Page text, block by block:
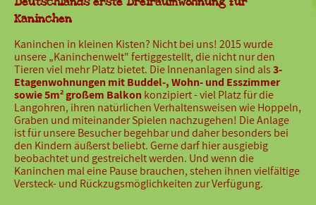
Kaninchen
Kaninchen in kleinen Kisten? Nicht bei uns! 2015 wurde
unsere „Kaninchenwelt" fertiggestellt, die nicht nur den
Tieren viel mehr Platz bietet. Die Innenanlagen sind als3-
Etagenwohnungen mit Buddel-, Wohn- und Esszimmer
sowie 5m² großem Balkon konzipiert - viel Platz für die
Langohren, ihren natürlichen Verhaltensweisen wie Hoppeln,
Graben und miteinander Spielen nachzugehen! Die Anlage
ist für unsere Besucher begehbar und daher besonders bei
den Kindern äußerst beliebt. Gerne darf hier ausgiebig
beobachtet und gestreichelt werden. Und wenn die
Kaninchen mal eine Pause brauchen, stehen ihnen vielfältige
Versteck- und Rückzugsmöglichkeiten zur Verfügung.